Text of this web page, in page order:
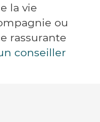
la vie
ou
rassurante
conseiller